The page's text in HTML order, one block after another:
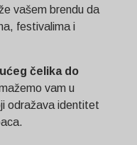
vašem brendu da
festivalima i
čelika do
vam u
odražava identitet